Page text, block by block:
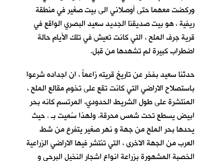
وركضت معهما حتى أوصلاني الى بيت صغير في منطقة
ريفية ، هو بيت صديقنا الجديد سعيد البصريالواقع في
قرية جرف الملح، التي كانت تعيش في تلك الأيام حالة
اضطراب كبيرة لم تشهدها من قبل.
حدثنا سعيد بفخر عن تاريخ قريته زاعماً ، ان اجداده شرعوا
باستصلاح الاراضي التي كانت تقع على تخوم مقالع الملح ،
المنتشرة على طول الشريط الحدودي، المرتسم كانه بحر
ابيض يسطع تحت شمس محرقة. ولهذا سُميت بـ. حيث
يحدها بحر الملح من جهة و نهر صغير يتفرع من شط
العرب من الجهة الاخرى ، التي تنتشر فيها الاراضي الزراعية
الخصبة المشهورة بزراعة انواع اشجار النخيل البرحي و